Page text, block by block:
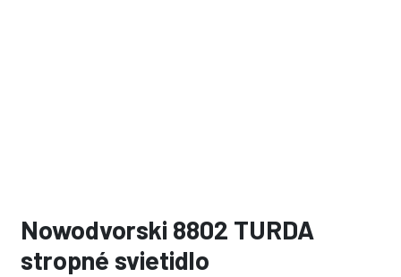
Nowodvorski 8802 TURDA
stropné svietidlo